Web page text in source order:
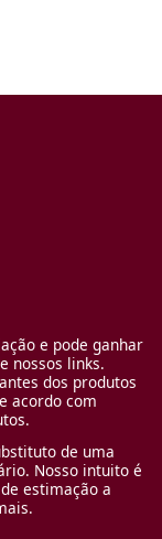
e pode ganhar
nossos links.
dos produtos
acordo com
de uma
Nosso intuito é
estimação a